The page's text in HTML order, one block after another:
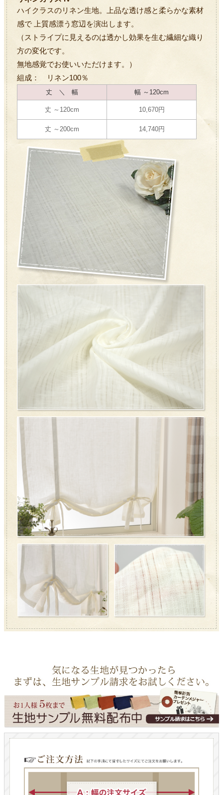
ハイクラスのリネン生地。上品な透け感と柔らかな素材
感で 上質感漂う窓辺を演出します。
（ストライプに見えるのは透かし効果を生む繊細な織り
方の変化です。
無地感覚でお使いいただけます。）
組成： リネン100％
丈 ＼ 幅 幅 ～120cm
丈 ～120cm 10,670円
丈 ～200cm 14,740円